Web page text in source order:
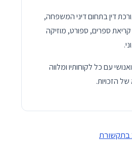
דין בתחום דיני המשפחה,
חובב קריאת ספרים, ספורט, מוזיקה
עם כל לקוחותיו ומלווה
הזכויות.
בתקשורת